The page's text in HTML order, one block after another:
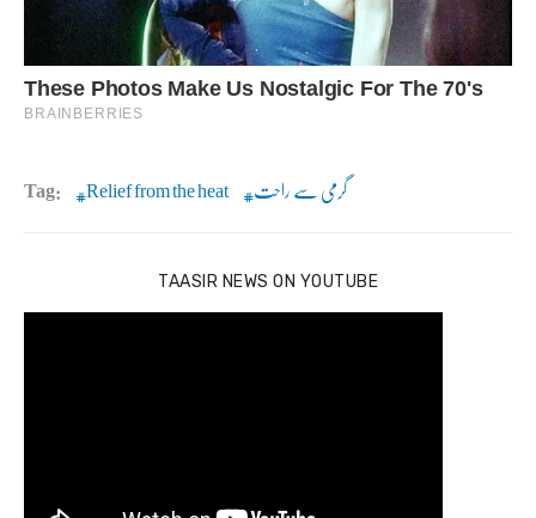
Tag: Relief from the heat گرمی سے راحت
TAASIR NEWS ON YOUTUBE